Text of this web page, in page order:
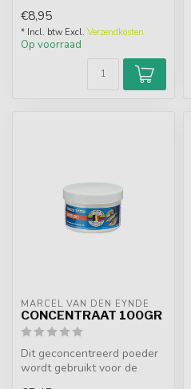
€8,95
* Incl. btw Excl. Verzendkosten
Op voorraad
MARCEL VAN DEN EYNDE
CONCENTRAAT 100GR
Dit geconcentreerd poeder
wordt gebruikt voor de